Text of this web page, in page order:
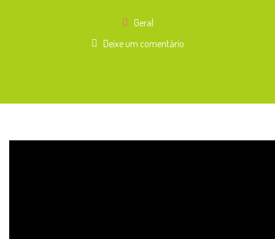
Geral
Deixe um comentário